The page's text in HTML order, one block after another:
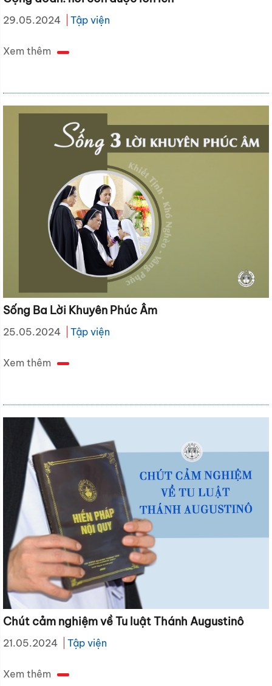
29.05.2024 Tập viện
Xem thêm
Sống Ba Lời Khuyên Phúc Âm
25.05.2024 Tập viện
Xem thêm
Chút cảm nghiệm về Tu luật Thánh Augustinô
21.05.2024 Tập viện
Xem thêm